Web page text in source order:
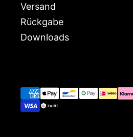
Versand
Rückgabe
Downloads